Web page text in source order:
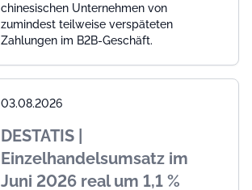
chinesischen Unternehmen von
zumindest teilweise verspäteten
Zahlungen im B2B-Geschäft.
03.08.2026
DESTATIS |
Einzelhandelsumsatz im
Juni 2026 real um 1,1 %